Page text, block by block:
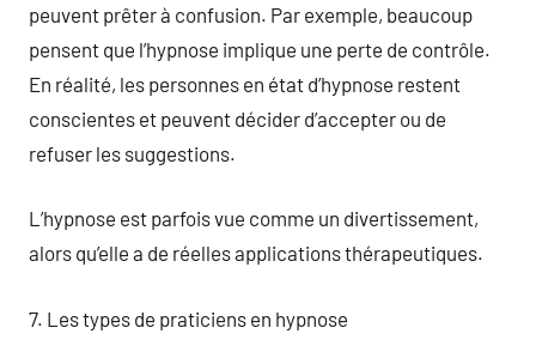
peuvent prêter à confusion. Par exemple, beaucoup
pensent que l’hypnose implique une perte de contrôle.
En réalité, les personnes en état d’hypnose restent
conscientes et peuvent décider d’accepter ou de
refuser les suggestions.
L’hypnose est parfois vue comme un divertissement,
alors qu’elle a de réelles applications thérapeutiques.
7. Les types de praticiens en hypnose